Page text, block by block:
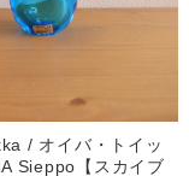
/ オイバ・トイッ
Sieppo【スカイブ